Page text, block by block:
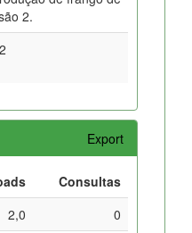
2.
Export
Consultas
2,0
0